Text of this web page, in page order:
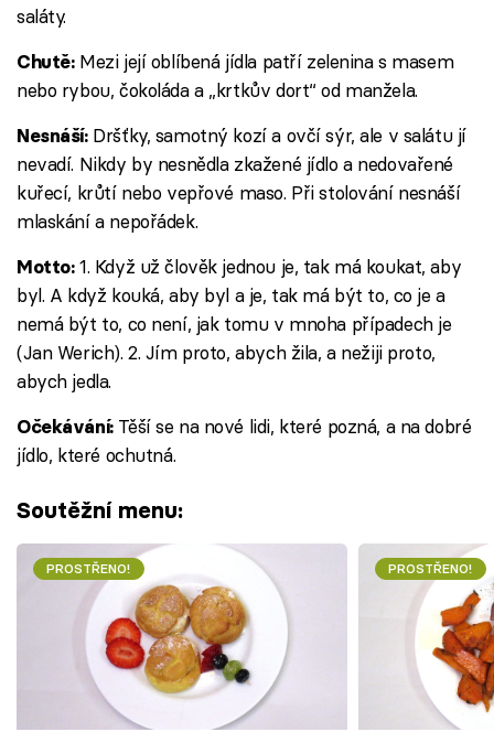
saláty.
Chutě: Mezi její oblíbená jídla patří zelenina s masem
nebo rybou, čokoláda a „krtkův dort“ od manžela.
Nesnáší: Dršťky, samotný kozí a ovčí sýr, ale v salátu jí
nevadí. Nikdy by nesnědla zkažené jídlo a nedovařené
kuřecí, krůtí nebo vepřové maso. Při stolování nesnáší
mlaskání a nepořádek.
Motto:1. Když už člověk jednou je, tak má koukat, aby
byl. A když kouká, aby byl a je, tak má být to, co je a
nemá být to, co není, jak tomu v mnoha případech je
(Jan Werich). 2. Jím proto, abych žila, a nežiji proto,
abych jedla.
Očekávání: Těší se na nové lidi, které pozná, a na dobré
jídlo, které ochutná.
Soutěžní menu:
PROSTŘENO! PROSTŘENO!